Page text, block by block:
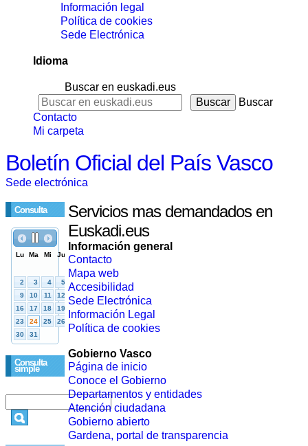
Información legal
Política de cookies
Sede Electrónica
Idioma
Buscar en euskadi.eus
Buscar
Contacto
Mi carpeta
Boletín Oficial del País Vasco
Sede electrónica
Consulta
Consulta
simple
Servicios mas demandados en
Euskadi.eus
Información general
Contacto
Mapa web
Accesibilidad
Sede Electrónica
Información Legal
Política de cookies
Gobierno Vasco
Página de inicio
Conoce el Gobierno
Departamentos y entidades
Atención ciudadana
Gobierno abierto
Gardena, portal de transparencia